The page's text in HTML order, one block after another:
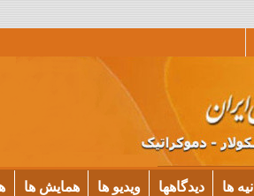
ها دیدگاهها ویدیو ها همایش ها